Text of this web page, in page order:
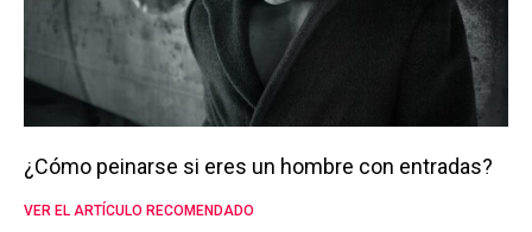
¿Cómo peinarse si eres un hombre con entradas?
VER EL ARTÍCULO RECOMENDADO